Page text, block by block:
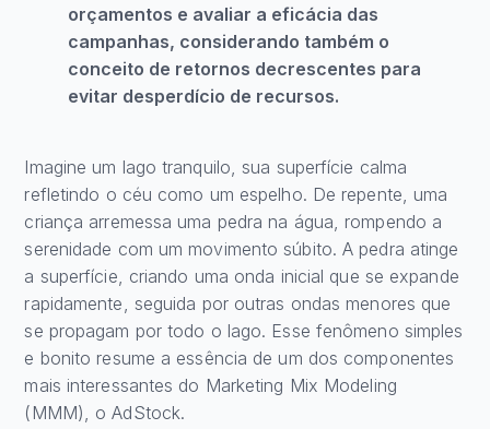
orçamentos e avaliar a eficácia das
campanhas, considerando também o
conceito de retornos decrescentes para
evitar desperdício de recursos.
Imagine um lago tranquilo, sua superfície calma
refletindo o céu como um espelho. De repente, uma
criança arremessa uma pedra na água, rompendo a
serenidade com um movimento súbito. A pedra atinge
a superfície, criando uma onda inicial que se expande
rapidamente, seguida por outras ondas menores que
se propagam por todo o lago. Esse fenômeno simples
e bonito resume a essência de um dos componentes
mais interessantes do Marketing Mix Modeling
(MMM), o AdStock.